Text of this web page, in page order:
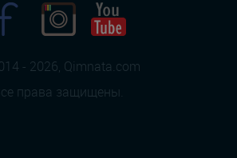
- 2026, Qimnata.com
права защищены.